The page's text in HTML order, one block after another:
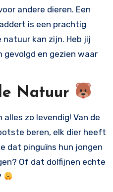
andere dieren. Een
is een prachtig
natuur kan zijn. Heb jij
gevolgd en gezien waar
Natuur
alles zo levendig! Van de
beren, elk dier heeft
dat pinguïns hun jongen
Of dat dolfijnen echte